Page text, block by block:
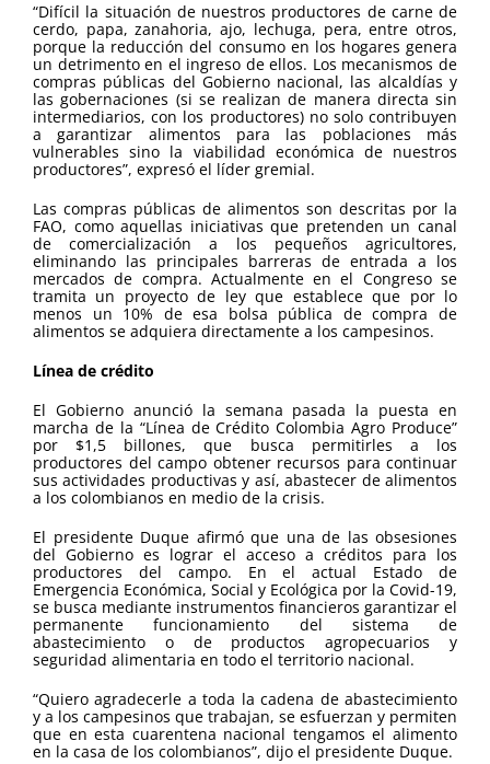
“Difícil la situación de nuestros productores de carne de
cerdo, papa, zanahoria, ajo, lechuga, pera, entre otros,
porque la reducción del consumo en los hogares genera
un detrimento en el ingreso de ellos. Los mecanismos de
compras públicas del Gobierno nacional, las alcaldías y
las gobernaciones (si se realizan de manera directa sin
intermediarios, con los productores) no solo contribuyen
a garantizar alimentos para las poblaciones más
vulnerables sino la viabilidad económica de nuestros
productores”, expresó el líder gremial.
Las compras públicas de alimentos son descritas por la
FAO, como aquellas iniciativas que pretenden un canal
de comercialización a los pequeños agricultores,
eliminando las principales barreras de entrada a los
mercados de compra. Actualmente en el Congreso se
tramita un proyecto de ley que establece que por lo
menos un 10% de esa bolsa pública de compra de
alimentos se adquiera directamente a los campesinos.
Línea de crédito
El Gobierno anunció la semana pasada la puesta en
marcha de la “Línea de Crédito Colombia Agro Produce”
por $1,5 billones, que busca permitirles a los
productores del campo obtener recursos para continuar
sus actividades productivas y así, abastecer de alimentos
a los colombianos en medio de la crisis.
El presidente Duque afirmó que una de las obsesiones
del Gobierno es lograr el acceso a créditos para los
productores del campo. En el actual Estado de
Emergencia Económica, Social y Ecológica por la Covid-19,
se busca mediante instrumentos financieros garantizar el
permanente funcionamiento del sistema de
abastecimiento o de productos agropecuarios y
seguridad alimentaria en todo el territorio nacional.
“Quiero agradecerle a toda la cadena de abastecimiento
y a los campesinos que trabajan, se esfuerzan y permiten
que en esta cuarentena nacional tengamos el alimento
en la casa de los colombianos”, dijo el presidente Duque.